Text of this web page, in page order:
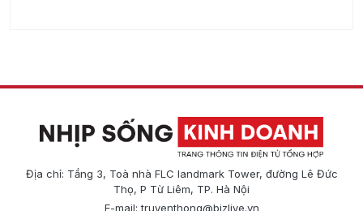
Địa chỉ: Tầng 3, Toà nhà FLC landmark Tower, đường Lê Đức
Thọ, P Từ Liêm, TP. Hà Nội
E-mail:truyenthong@bizlive.vn